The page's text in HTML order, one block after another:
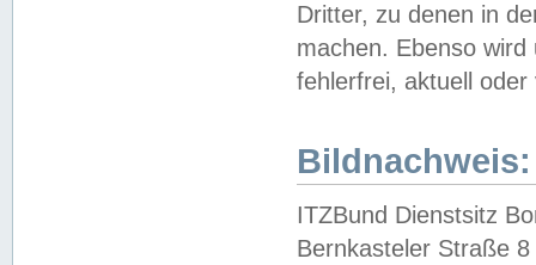
Dritter, zu denen in
machen. Ebenso
fehlerfrei, aktuell oder
Bildnachweis:
ITZBund Dienstsitz
Bernkasteler Straße 8